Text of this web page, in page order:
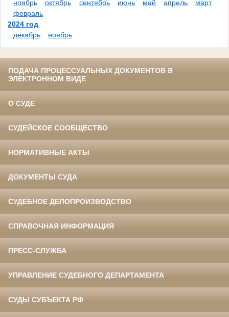
ноябрь октябрь сентябрь июнь май апрель
март
февраль
2024 год
декабрь
ноябрь
ПОДАЧА ПРОЦЕССУАЛЬНЫХ ДОКУМЕНТОВ В
ЭЛЕКТРОННОМ ВИДЕ
О СУДЕ
СУДЕЙСКОЕ СООБЩЕСТВО
НОРМАТИВНЫЕ АКТЫ
ДОКУМЕНТЫ СУДА
СУДЕБНОЕ ДЕЛОПРОИЗВОДСТВО
СПРАВОЧНАЯ ИНФОРМАЦИЯ
ПРЕСС-СЛУЖБА
УПРАВЛЕНИЕ СУДЕБНОГО ДЕПАРТАМЕНТА
СУДЫ СУБЪЕКТА РФ